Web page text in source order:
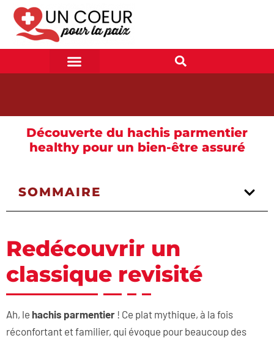
Découverte du hachis parmentier
healthy pour un bien-être assuré
SOMMAIRE
Redécouvrir un
classique revisité
Ah, le hachis parmentier ! Ce plat mythique, à la fois
réconfortant et familier, qui évoque pour beaucoup des